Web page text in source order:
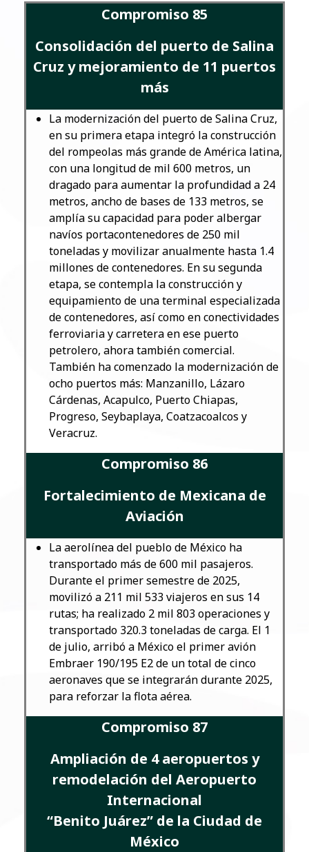
Compromiso 85
Consolidación del puerto de Salina
Cruz y mejoramiento de 11 puertos
más
La modernización del puerto de Salina Cruz,
en su primera etapa integró la construcción
del rompeolas más grande de América latina,
con una longitud de mil 600 metros, un
dragado para aumentar la profundidad a 24
metros, ancho de bases de 133 metros, se
amplía su capacidad para poder albergar
navíos portacontenedores de 250 mil
toneladas y movilizar anualmente hasta 1.4
millones de contenedores. En su segunda
etapa, se contempla la construcción y
equipamiento de una terminal especializada
de contenedores, así como en conectividades
ferroviaria y carretera en ese puerto
petrolero, ahora también comercial.
También ha comenzado la modernización de
ocho puertos más: Manzanillo, Lázaro
Cárdenas, Acapulco, Puerto Chiapas,
Progreso, Seybaplaya, Coatzacoalcos y
Veracruz.
Compromiso 86
Fortalecimiento de Mexicana de
Aviación
La aerolínea del pueblo de México ha
transportado más de 600 mil pasajeros.
Durante el primer semestre de 2025,
movilizó a 211 mil 533 viajeros en sus 14
rutas; ha realizado 2 mil 803 operaciones y
transportado 320.3 toneladas de carga. El 1
de julio, arribó a México el primer avión
Embraer 190/195 E2 de un total de cinco
aeronaves que se integrarán durante 2025,
para reforzar la flota aérea.
Compromiso 87
Ampliación de 4 aeropuertos y
remodelación del Aeropuerto
Internacional
“Benito Juárez” de la Ciudad de
México